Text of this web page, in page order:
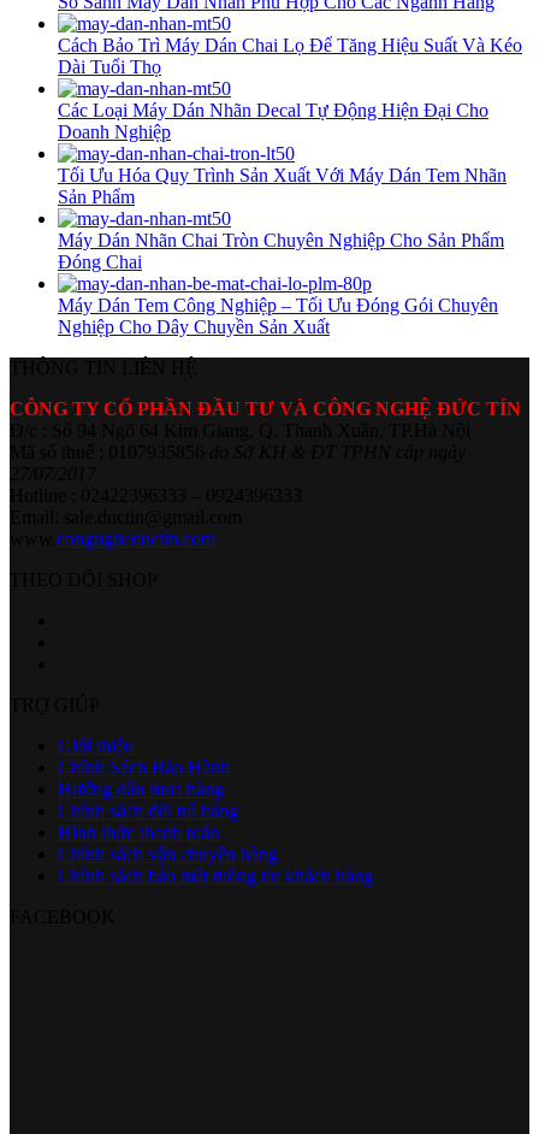
Cách Bảo Trì Máy Dán Chai Lọ Để Tăng Hiệu Suất Và Kéo
Dài Tuổi Thọ
Các Loại Máy Dán Nhãn Decal Tự Động Hiện Đại Cho
Doanh Nghiệp
Tối Ưu Hóa Quy Trình Sản Xuất Với Máy Dán Tem Nhãn
Sản Phẩm
Máy Dán Nhãn Chai Tròn Chuyên Nghiệp Cho Sản Phẩm
Đóng Chai
Máy Dán Tem Công Nghiệp – Tối Ưu Đóng Gói Chuyên
Nghiệp Cho Dây Chuyền Sản Xuất
CÔNG TY CỔ PHẦN ĐẦU TƯ VÀ CÔNG NGHỆ ĐỨC TÍN
congngheductin.com
Giới thiệu
Chính Sách Bảo Hành
Hướng dẫn mua hàng
Chính sách đổi trả hàng
Hình thức thanh toán
Chính sách vận chuyển hàng
Chính sách bảo mật thông tin khách hàng